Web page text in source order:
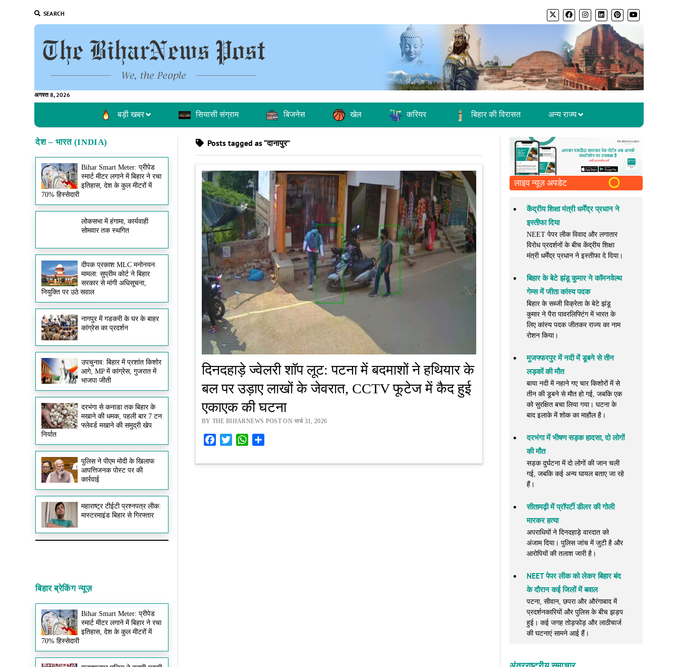
SEARCH
अगस्त 8, 2026
बड़ी खबर सियासी संग्राम बिजनेस खेल करियर बिहार की विरासत अन्य राज्य
देश – भारत (INDIA)
Bihar Smart Meter: प्रीपेड
स्मार्ट मीटर लगाने में बिहार ने रचा
इतिहास, देश के कुल मीटरों में
70% हिस्सेदारी
लोकसभा में हंगामा, कार्यवाही
सोमवार तक स्थगित
दीपक प्रकाश MLC मनोनयन
मामला: सुप्रीम कोर्ट ने बिहार
सरकार से मांगी अधिसूचना,
नियुक्ति पर उठे सवाल
नागपुर में गडकरी के घर के बाहर
कांग्रेस का प्रदर्शन
उपचुनाव: बिहार में प्रशांत किशोर
आगे, MP में कांग्रेस, गुजरात में
भाजपा जीती
दरभंगा से कनाडा तक बिहार के
मखाने की धमक, पहली बार 7 टन
फ्लेवर्ड मखाने की समुद्री खेप
निर्यात
पुलिस ने पीएम मोदी के खिलाफ
आपत्तिजनक पोस्ट पर की
कार्रवाई
महाराष्ट्र टीईटी प्रश्नपत्र लीक:
मास्टरमाइंड बिहार से गिरफ्तार
बिहार ब्रेकिंग न्यूज़
Bihar Smart Meter: प्रीपेड
स्मार्ट मीटर लगाने में बिहार ने रचा
इतिहास, देश के कुल मीटरों में
70% हिस्सेदारी
Posts tagged as “दानापुर”
दिनदहाड़े ज्वेलरी शॉप लूट: पटना में बदमाशों ने हथियार के
बल पर उड़ाए लाखों के जेवरात, CCTV फूटेज में कैद हुई
एकाएक की घटना
BY THE BIHARNEWS POST ON मार्च 31, 2026
Facebook
Twitter WhatsApp
लाइव न्यूज़ अपडेट
केंद्रीय शिक्षा मंत्री धर्मेंद्र प्रधान ने
इस्तीफा दिया
NEET पेपर लीक विवाद और लगातार
विरोध प्रदर्शनों के बीच केंद्रीय शिक्षा
मंत्री धर्मेंद्र प्रधान ने इस्तीफा दे दिया।
बिहार के बेटे झंडू कुमार ने कॉमनवेल्थ
गेम्स में जीता कांस्य पदक
बिहार के सब्जी विक्रेता के बेटे झंडू
कुमार ने पैरा पावरलिफ्टिंग में भारत के
लिए कांस्य पदक जीतकर राज्य का नाम
रोशन किया।
मुजफ्फरपुर में नदी में डूबने से तीन
लड़कों की मौत
बाया नदी में नहाने गए चार किशोरों में से
तीन की डूबने से मौत हो गई, जबकि एक
को सुरक्षित बचा लिया गया। घटना के
बाद इलाके में शोक का माहौल है।
दरभंगा में भीषण सड़क हादसा, दो लोगों
की मौत
सड़क दुर्घटना में दो लोगों की जान चली
गई, जबकि कई अन्य घायल बताए जा रहे
हैं।
सीतामढ़ी में प्रॉपर्टी डीलर की गोली
मारकर हत्या
अपराधियों ने दिनदहाड़े वारदात को
अंजाम दिया। पुलिस जांच में जुटी है और
आरोपियों की तलाश जारी है।
NEET पेपर लीक को लेकर बिहार बंद
के दौरान कई जिलों में बवाल
पटना, सीवान, छपरा और औरंगाबाद में
प्रदर्शनकारियों और पुलिस के बीच झड़प
हुई। कई जगह तोड़फोड़ और लाठीचार्ज
की घटनाएं सामने आई हैं।